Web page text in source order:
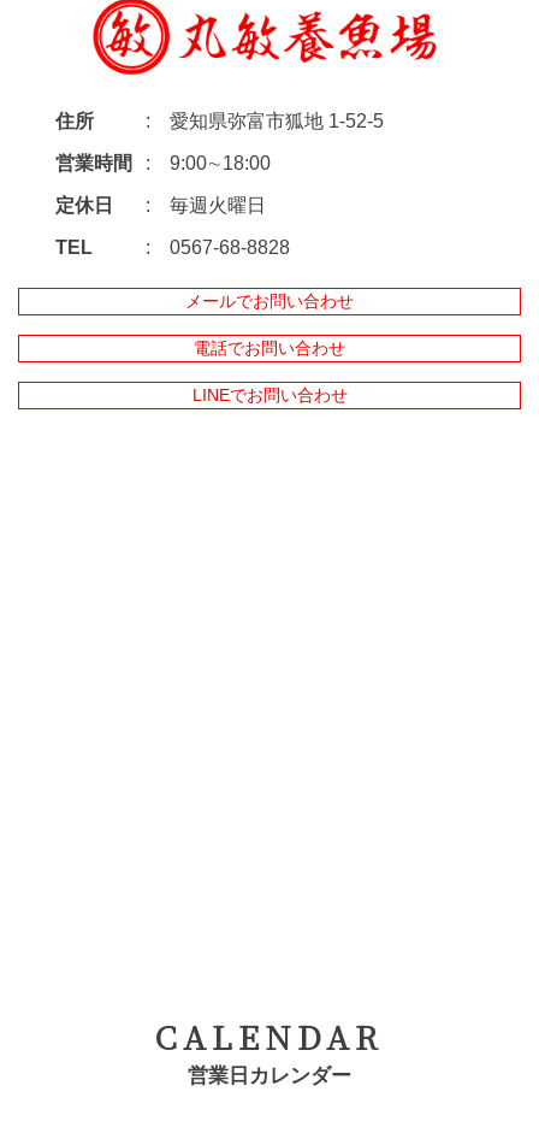
住所 愛知県弥富市狐地 1-52-5
営業時間 9:00∼18:00
定休日 毎週火曜日
TEL 0567-68-8828
メールでお問い合わせ
電話でお問い合わせ
LINEでお問い合わせ
CALENDAR
営業日カレンダー